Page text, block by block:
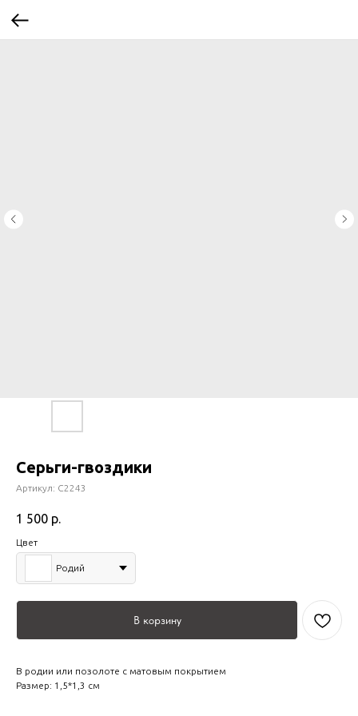
Серьги-гвоздики
Артикул: С2243
1 500 р.
Цвет
Родий
В корзину
В родии или позолоте с матовым покрытием
Размер: 1,5*1,3 см